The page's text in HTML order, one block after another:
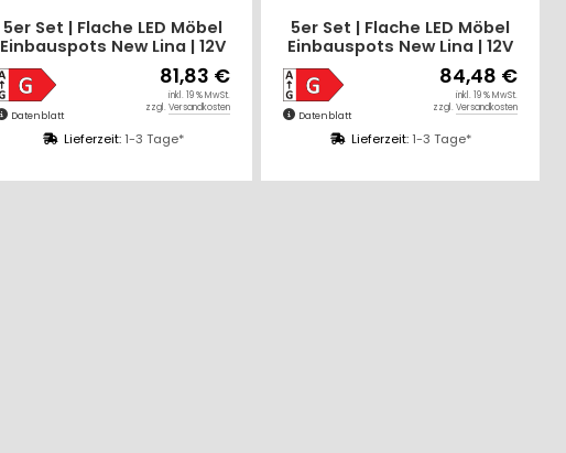
5er Set | Flache LED Möbel
Einbauspots New Lina | 12V
| 2W | LED Trafo | 230V
Lieferzeit:1-3 Tage*
Datenblatt
81,83 €
inkl. 19 % MwSt.
zzgl.Versandkosten
5er Set | Flache LED Möbel
Einbauspots New Lina | 12V
| 2W | LED Trafo | 230V
Zuleitung mit
Schnurschalter
Lieferzeit:1-3 Tage*
Datenblatt
84,48 €
inkl. 19 % MwSt.
zzgl. Versandkosten